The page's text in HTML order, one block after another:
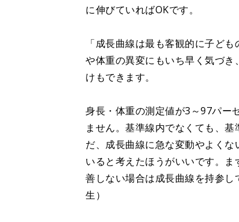
に伸びていればOKです。
「成長曲線は最も客観的に子ど
や体重の異変にもいち早く気づ
けもできます。
身長・体重の測定値が3～97パー
ません。基準線内でなくても、
だ、成長曲線に急な変動やよく
いると考えたほうがいいです。
善しない場合は成長曲線を持参
生）